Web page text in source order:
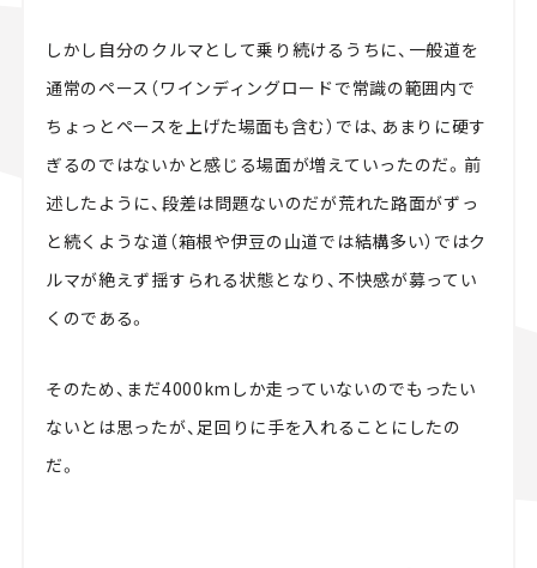
しかし自分のクルマとして乗り続けるうちに、一般道を
通常のペース（ワインディングロードで常識の範囲内で
ちょっとペースを上げた場面も含む）では、あまりに硬す
ぎるのではないかと感じる場面が増えていったのだ。前
述したように、段差は問題ないのだが荒れた路面がずっ
と続くような道（箱根や伊豆の山道では結構多い）ではク
ルマが絶えず揺すられる状態となり、不快感が募ってい
くのである。
そのため、まだ4000kmしか走っていないのでもったい
ないとは思ったが、足回りに手を入れることにしたの
だ。